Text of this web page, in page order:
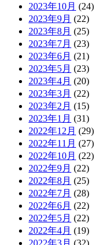
2023年10月 (24)
2023年9月 (22)
2023年8月 (25)
2023年7月 (23)
2023年6月 (21)
2023年5月 (23)
2023年4月 (20)
2023年3月 (22)
2023年2月 (15)
2023年1月 (31)
2022年12月 (29)
2022年11月 (27)
2022年10月 (22)
2022年9月 (22)
2022年8月 (25)
2022年7月 (28)
2022年6月 (22)
2022年5月 (22)
2022年4月 (19)
2022年3月 (32)